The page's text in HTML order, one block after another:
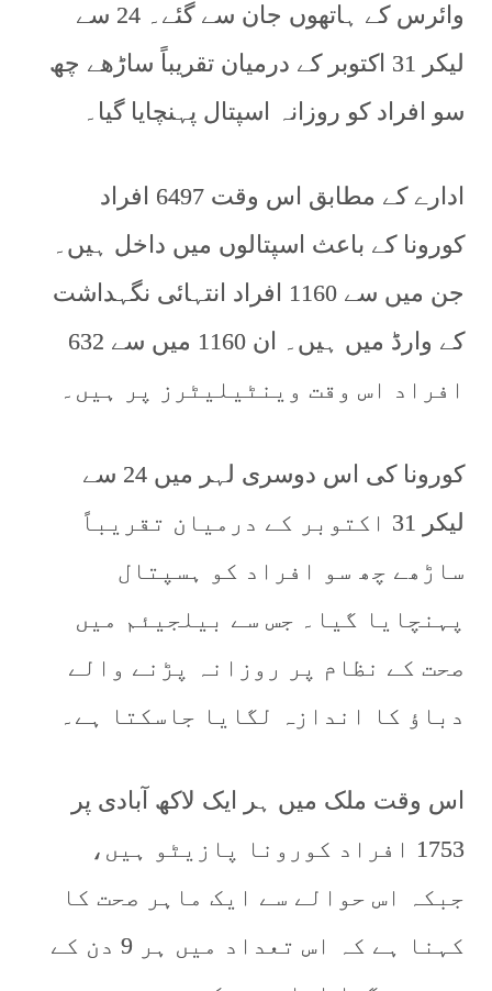
وائرس کے ہاتھوں جان سے گئے۔ 24 سے
لیکر 31 اکتوبر کے درمیان تقریباً ساڑھے چھ
سو افراد کو روزانہ اسپتال پہنچایا گیا۔
ادارے کے مطابق اس وقت 6497 افراد
کورونا کے باعث اسپتالوں میں داخل ہیں۔
جن میں سے 1160 افراد انتہائی نگہداشت
کے وارڈ میں ہیں۔ ان 1160 میں سے 632
افراد اس وقت وینٹیلیٹرز پر ہیں۔
کورونا کی اس دوسری لہر میں 24 سے
لیکر 31 اکتوبر کے درمیان تقریباً
ساڑھے چھ سو افراد کو ہسپتال
پہنچایا گیا۔ جس سے بیلجیئم میں
صحت کے نظام پر روزانہ پڑنے والے
دباؤ کا اندازہ لگایا جاسکتا ہے۔
اس وقت ملک میں ہر ایک لاکھ آبادی پر
1753 افراد کورونا پازیٹو ہیں،
جبکہ اس حوالے سے ایک ماہر صحت کا
کہنا ہے کہ اس تعداد میں ہر 9 دن کے